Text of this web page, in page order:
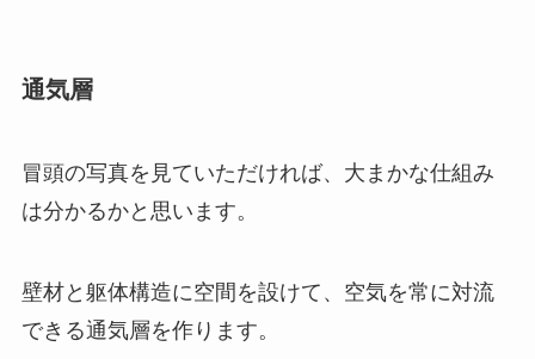
通気層
冒頭の写真を見ていただければ、大まかな仕組み
は分かるかと思います。
壁材と躯体構造に空間を設けて、空気を常に対流
できる通気層を作ります。